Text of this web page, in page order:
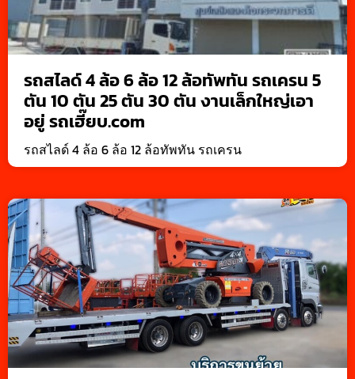
รถสไลด์ 4 ล้อ 6 ล้อ 12 ล้อทัพทัน รถเครน 5
ตัน 10 ตัน 25 ตัน 30 ตัน งานเล็กใหญ่เอา
อยู่ รถเฮี๊ยบ.com
รถสไลด์ 4 ล้อ 6 ล้อ 12 ล้อทัพทัน รถเครน